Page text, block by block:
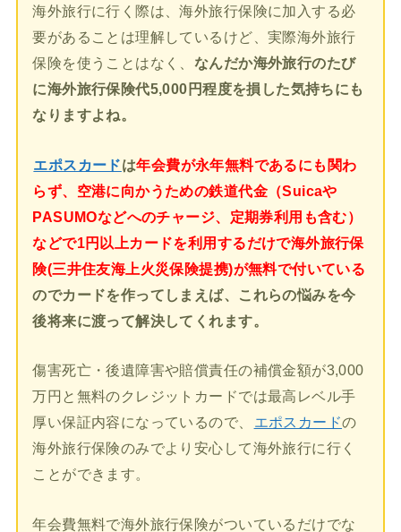
海外旅行に行く際は、海外旅行保険に加入する必
要があることは理解しているけど、実際海外旅行
保険を使うことはなく、 なんだか海外旅行のたび
に海外旅行保険代5,000円程度を損した気持ちにも
なりますよね。
エポスカードは年会費が永年無料であるにも関わ
らず、空港に向かうための鉄道代金（Suicaや
PASUMOなどへのチャージ、定期券利用も含む）
などで1円以上カードを利用するだけで海外旅行保
険(三井住友海上火災保険提携)が無料で付いている
のでカードを作ってしまえば、これらの悩みを今
後将来に渡って解決してくれます。
傷害死亡・後遺障害や賠償責任の補償金額が3,000
万円と無料のクレジットカードでは最高レベル手
厚い保証内容になっているので、
エポスカードの
海外旅行保険のみでより安心して海外旅行に行く
ことができます。
年会費無料で海外旅行保険がついているだけでな